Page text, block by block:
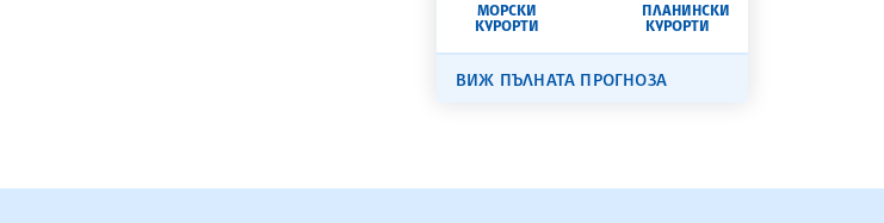
МОРСКИ
КУРОРТИ
ПЛАНИНСКИ
КУРОРТИ
ВИЖ ПЪЛНАТА ПРОГНОЗА